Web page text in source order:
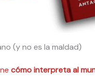
(y no es la maldad)
cómo interpreta al